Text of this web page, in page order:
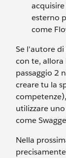
esterno
come
Se l'autore
con te, allora
passaggio 2
creare tu la
utilizzare
come
Nella